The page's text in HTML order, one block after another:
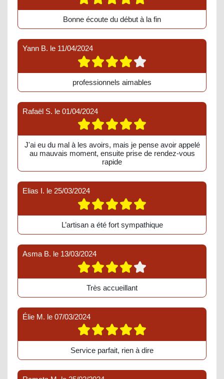
Bonne écoute du début à la fin
Yann B. le 11/04/2024
professionnels aimables
Rafaël S. le 01/04/2024
J'ai eu du mal à les avoirs, mais je pense avoir appelé
au mauvais moment, ensuite prise de rendez-vous
rapide
Elias I. le 25/03/2024
L’artisan a été fort sympathique
Asma B. le 13/03/2024
Très accueillant
Élie M. le 07/03/2024
Service parfait, rien à dire